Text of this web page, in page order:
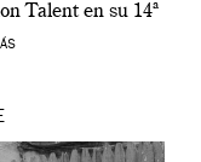
Talent en su 14ª